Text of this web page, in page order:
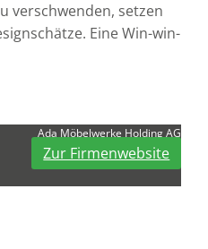
verschwenden, setzen
Eine Win-win-
Ada Möbelwerke Holding AG
Zur Firmenwebsite